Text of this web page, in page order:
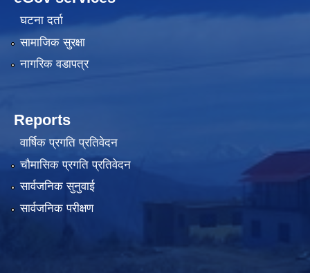
घटना दर्ता
सामाजिक सुरक्षा
नागरिक वडापत्र
Reports
वार्षिक प्रगति प्रतिवेदन
चौमासिक प्रगति प्रतिवेदन
सार्वजनिक सुनुवाई
सार्वजनिक परीक्षण